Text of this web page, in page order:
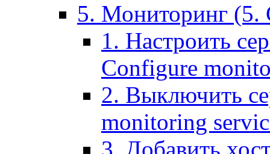
5. Мониторинг (5.
1. Настроить
Configure
2. Выключить
monitoring